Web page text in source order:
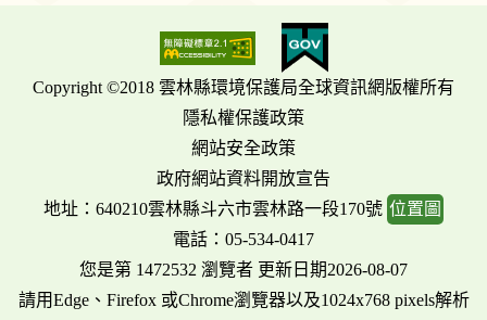
Copyright ©2018 雲林縣環境保護局全球資訊網版權所有
隱私權保護政策
網站安全政策
政府網站資料開放宣告
地址：640210雲林縣斗六市雲林路一段170號 位置圖
電話：05-534-0417
您是第 1472532 瀏覽者 更新日期2026-08-07
請用Edge、Firefox 或Chrome瀏覽器以及1024x768 pixels解析